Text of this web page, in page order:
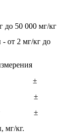
до 50 000 мг/кг
- от 2 мг/кг до
кг ±
мг/кг ±
мг/кг ±
мг/кг.